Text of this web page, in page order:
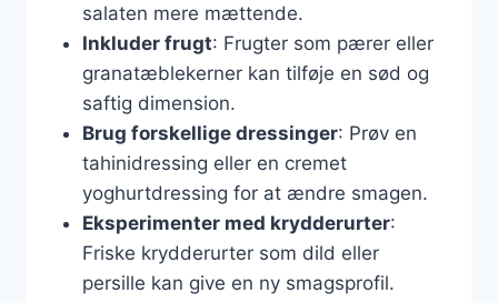
salaten mere mættende.
Inkluder frugt: Frugter som pærer eller
granatæblekerner kan tilføje en sød og
saftig dimension.
Brug forskellige dressinger: Prøv en
tahinidressing eller en cremet
yoghurtdressing for at ændre smagen.
Eksperimenter med krydderurter:
Friske krydderurter som dild eller
persille kan give en ny smagsprofil.